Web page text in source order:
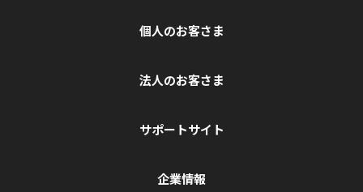
個人のお客さま
法人のお客さま
サポートサイト
企業情報